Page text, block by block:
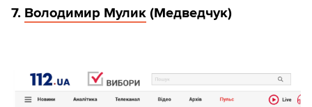
7. Володимир Мулик (Медведчук)